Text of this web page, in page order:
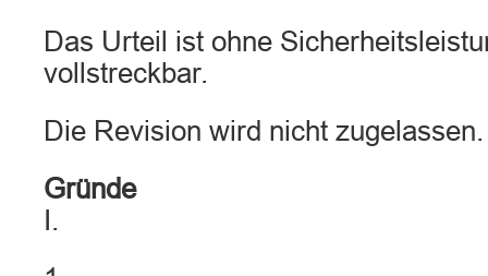
Das Urteil ist ohne
vollstreckbar.
Die Revision wird nicht zugelassen.
Gründe
I.